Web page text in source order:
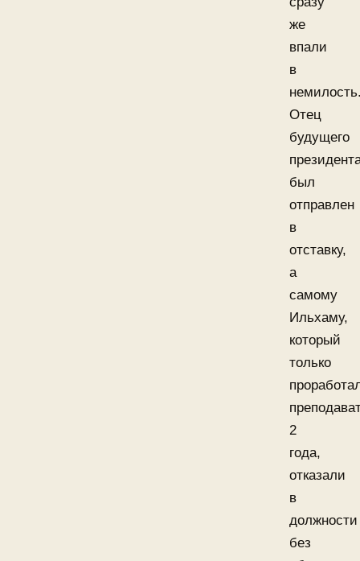
же
впали
в
Отец
будущего
был
отправлен
в
отставку,
а
самому
Ильхаму,
который
только
2
года,
отказали
в
должности
без